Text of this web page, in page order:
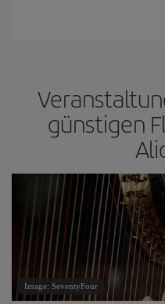
günstigen
Image: SeventyFour